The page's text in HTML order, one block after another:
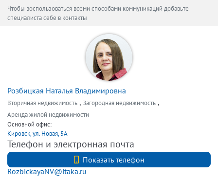
Чтобы воспользоваться всеми способами коммуникаций добавьте
специалиста себе в контакты
Розбицкая Наталья Владимировна
Вторичная недвижимость , Загородная недвижимость ,
Аренда жилой недвижимости
Основной офис:
Кировск, ул. Новая, 5А
Телефон и электронная почта
Показать телефон
RozbickayaNV@itaka.ru